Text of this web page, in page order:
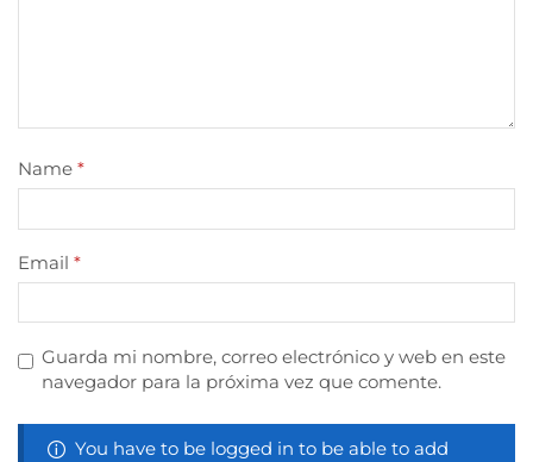
Name *
Email *
Guarda mi nombre, correo electrónico y web en este
navegador para la próxima vez que comente.
You have to be logged in to be able to add